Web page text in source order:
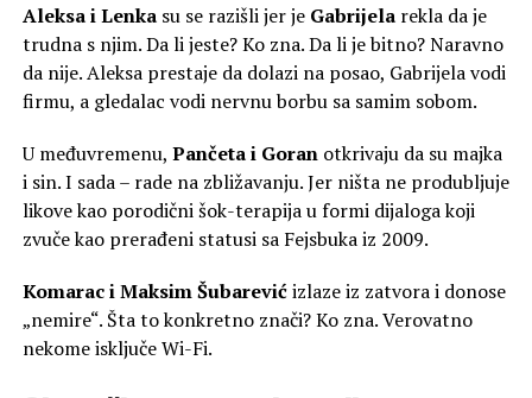
Aleksa i Lenkasu se razišli jer je Gabrijelarekla da je
trudna s njim. Da li jeste? Ko zna. Da li je bitno? Naravno
da nije. Aleksa prestaje da dolazi na posao, Gabrijela vodi
firmu, a gledalac vodi nervnu borbu sa samim sobom.
U međuvremenu, Pančeta i Goranotkrivaju da su majka
i sin. I sada – rade na zbližavanju. Jer ništa ne produbljuje
likove kao porodični šok-terapija u formi dijaloga koji
zvuče kao prerađeni statusi sa Fejsbuka iz 2009.
Komarac i Maksim Šubarevićizlaze iz zatvora i donose
„nemire“. Šta to konkretno znači? Ko zna. Verovatno
nekome isključe Wi-Fi.